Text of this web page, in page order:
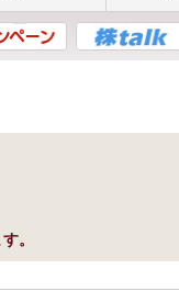
。